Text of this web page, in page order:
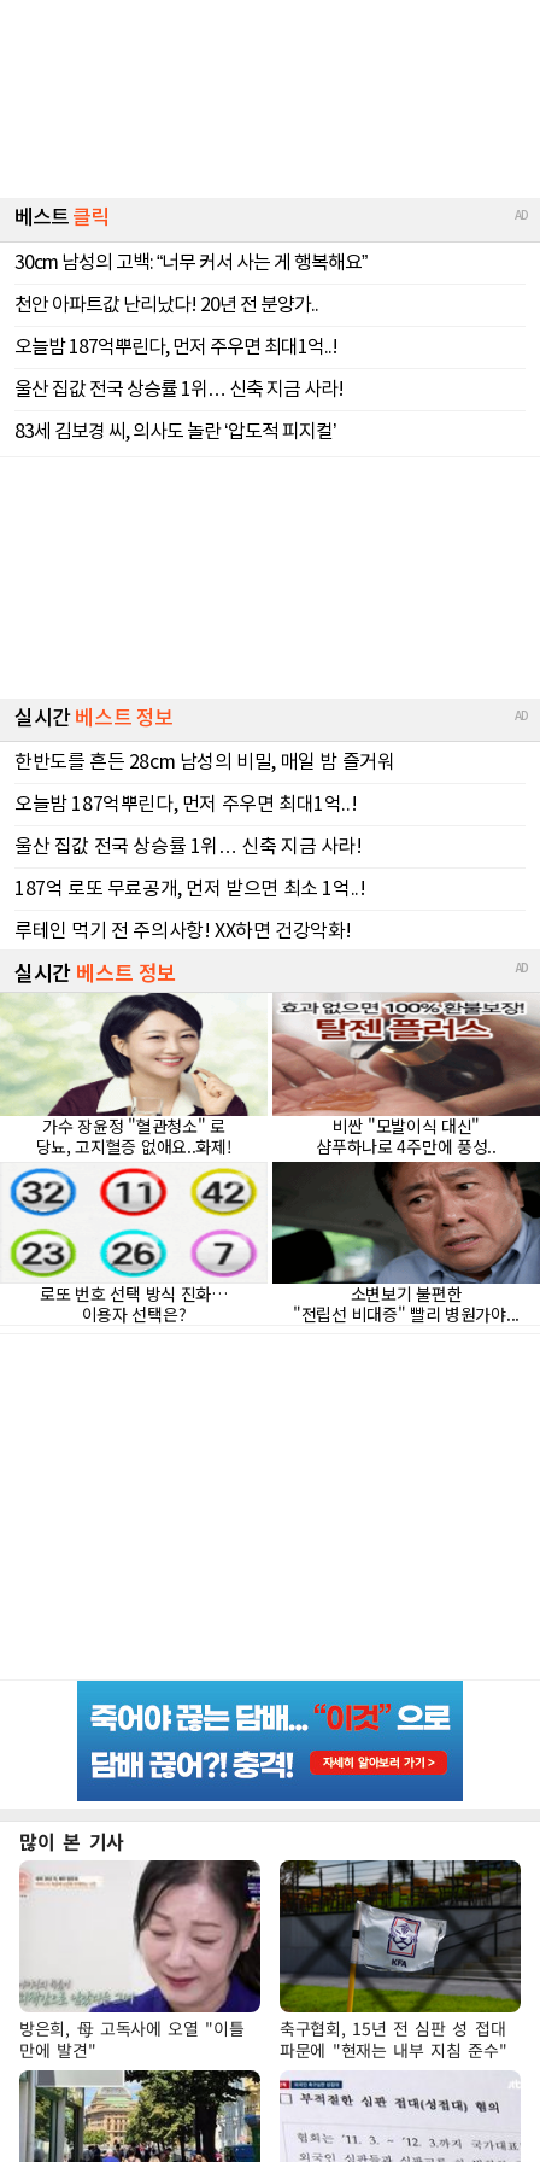
많이 본 기사
방은희, 母 고독사에 오열 "이틀
만에 발견"
축구협회, 15년 전 심판 성 접대
파문에 "현재는 내부 지침 준수"